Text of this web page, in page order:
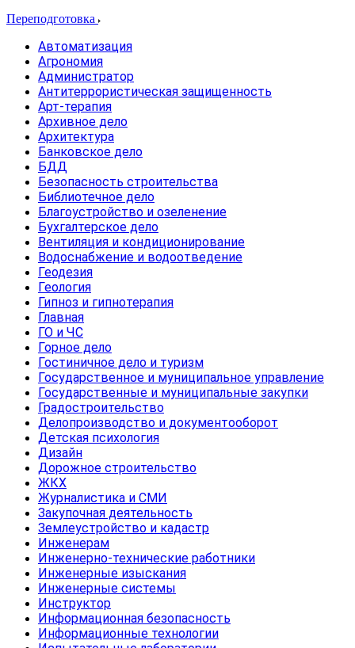
Переподготовка
Автоматизация
Агрономия
Администратор
Антитеррористическая защищенность
Арт-терапия
Архивное дело
Архитектура
Банковское дело
БДД
Безопасность строительства
Библиотечное дело
Благоустройство и озеленение
Бухгалтерское дело
Вентиляция и кондиционирование
Водоснабжение и водоотведение
Геодезия
Геология
Гипноз и гипнотерапия
Главная
ГО и ЧС
Горное дело
Гостиничное дело и туризм
Государственное и муниципальное управление
Государственные и муниципальные закупки
Градостроительство
Делопроизводство и документооборот
Детская психология
Дизайн
Дорожное строительство
ЖКХ
Журналистика и СМИ
Закупочная деятельность
Землеустройство и кадастр
Инженерам
Инженерно-технические работники
Инженерные изыскания
Инженерные системы
Инструктор
Информационная безопасность
Информационные технологии